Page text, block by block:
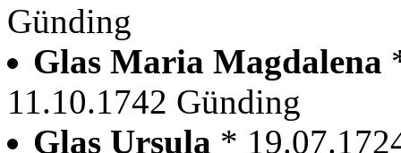
Günding
Glas Maria Magdalena
11.10.1742 Günding
Glas Ursula *